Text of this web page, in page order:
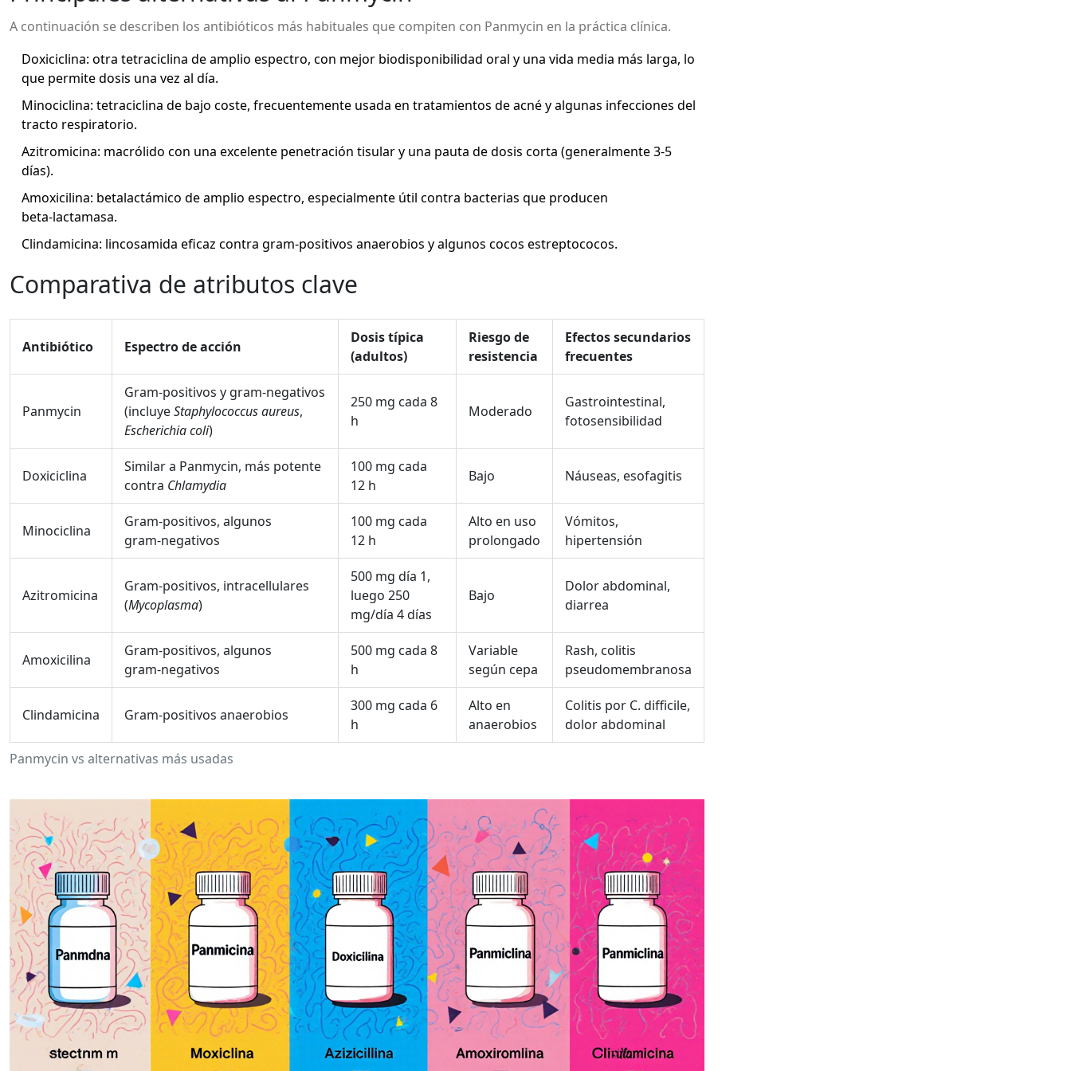
A continuación se describen los antibióticos más habituales que compiten con Panmycin en la práctica clínica.
Doxiciclina: otra tetraciclina de amplio espectro, con mejor biodisponibilidad oral y una vida media más larga, lo
que permite dosis una vez al día.
Minociclina: tetraciclina de bajo coste, frecuentemente usada en tratamientos de acné y algunas infecciones del
tracto respiratorio.
Azitromicina: macrólido con una excelente penetración tisular y una pauta de dosis corta (generalmente 3‑5
días).
Amoxicilina: betalactámico de amplio espectro, especialmente útil contra bacterias que producen
beta‑lactamasa.
Clindamicina: lincosamida eficaz contra gram‑positivos anaerobios y algunos cocos estreptococos.
Comparativa de atributos clave
Panmycin vs alternativas más usadas
Antibiótico Espectro de acción
Dosis típica
(adultos)
Riesgo de
resistencia
Efectos secundarios
frecuentes
Panmycin
Gram‑positivos y gram‑negativos
(incluyeStaphylococcus aureus,
Escherichia coli)
250 mg cada 8
h
Moderado
Gastrointestinal,
fotosensibilidad
Doxiciclina
Similar a Panmycin, más potente
contra Chlamydia
100 mg cada
12 h
Bajo Náuseas, esofagitis
Minociclina
Gram‑positivos, algunos
gram‑negativos
100 mg cada
12 h
Alto en uso
prolongado
Vómitos,
hipertensión
Azitromicina
Gram‑positivos, intracellulares
(Mycoplasma)
500 mg día 1,
luego 250
mg/día 4 días
Bajo
Dolor abdominal,
diarrea
Amoxicilina
Gram‑positivos, algunos
gram‑negativos
500 mg cada 8
h
Variable
según cepa
Rash, colitis
pseudomembranosa
Clindamicina Gram‑positivos anaerobios
300 mg cada 6
h
Alto en
anaerobios
Colitis por C. difficile,
dolor abdominal